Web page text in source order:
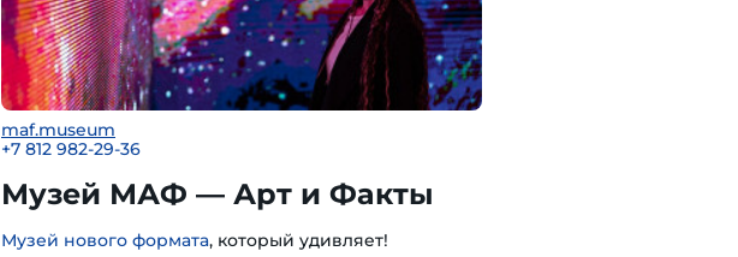
maf.museum
+7 812 982-29-36
Музей МАФ — Арт и Факты
Музей нового формата, который удивляет!